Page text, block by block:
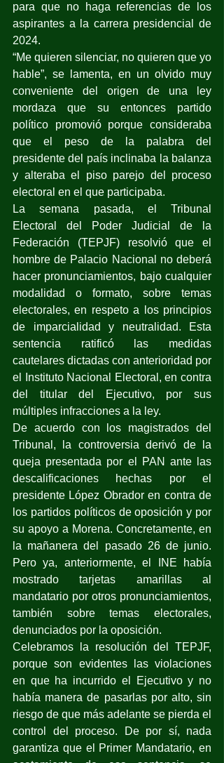
para que no haga referencias de los
aspirantes a la carrera presidencial de
2024.
“Me quieren silenciar, no quieren que yo
hable”, se lamenta, en un olvido muy
conveniente del origen de una ley
mordaza que su entonces partido
político promovió porque consideraba
que el peso de la palabra del
presidente del país inclinaba la balanza
y alteraba el piso parejo del proceso
electoral en el que participaba.
La semana pasada, el Tribunal
Electoral del Poder Judicial de la
Federación (TEPJF) resolvió que el
hombre de Palacio Nacional no deberá
hacer pronunciamientos, bajo cualquier
modalidad o formato, sobre temas
electorales, en respeto a los principios
de imparcialidad y neutralidad. Esta
sentencia ratificó las medidas
cautelares dictadas con anterioridad por
el Instituto Nacional Electoral, en contra
del titular del Ejecutivo, por sus
múltiples infracciones a la ley.
De acuerdo con los magistrados del
Tribunal, la controversia derivó de la
queja presentada por el PAN ante las
descalificaciones hechas por el
presidente López Obrador en contra de
los partidos políticos de oposición y por
su apoyo a Morena. Concretamente, en
la mañanera del pasado 26 de junio.
Pero ya, anteriormente, el INE había
mostrado tarjetas amarillas al
mandatario por otros pronunciamientos,
también sobre temas electorales,
denunciados por la oposición.
Celebramos la resolución del TEPJF,
porque son evidentes las violaciones
en que ha incurrido el Ejecutivo y no
había manera de pasarlas por alto, sin
riesgo de que más adelante se pierda el
control del proceso. De por sí, nada
garantiza que el Primer Mandatario, en